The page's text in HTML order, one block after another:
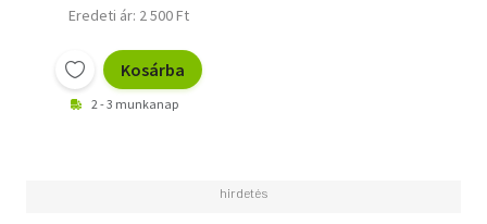
Eredeti ár: 2 500 Ft
Kosárba
2 - 3 munkanap